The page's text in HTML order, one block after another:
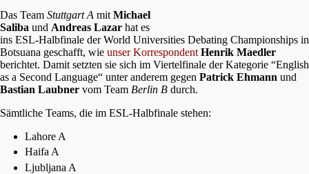
Das Team Stuttgart A mit Michael
Saliba und Andreas Lazar hat es
ins ESL-Halbfinale der World Universities Debating Championships in
Botsuana geschafft, wie unser Korrespondent Henrik Maedler
berichtet. Damit setzten sie sich im Viertelfinale der Kategorie “English
as a Second Language“ unter anderem gegen Patrick Ehmann und
Bastian Laubner vom Team Berlin B durch.
Sämtliche Teams, die im ESL-Halbfinale stehen:
Lahore A
Haifa A
Ljubljana A